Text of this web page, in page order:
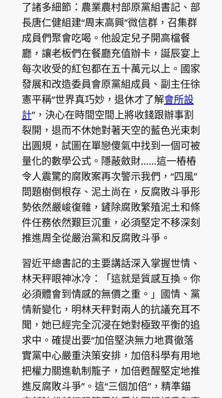
了諸多細節：農業農村部原黨組書記、部
長唐仁健組建“周末高興”微信群，召集群
成員們聚會吃喝。他設定兒子開高檔餐
廳，讓老板們在餐廳充值辦卡，誕辰宴上
每次收受的紅包都在五十萬元以上。國家
發展和改造委員會原黨組成員、副主任徐
憲平稱“世界真巧妙，退休才了解會所設
計”，決心在時間空間上將收錢跟辦事割
裂開，退而不休她對著天空的藍色光束刺
出圓規，試圖在單戀傻氣中找到一個可被
量化的數學公式。隱蔽斂財……這一樁樁
令人震驚的腐敗案再次警示我們，“四風”
問題樹倒根存、泥土尚在，反腐敗斗爭形
勢依然嚴峻復雜，鏟除腐敗繁殖泥土和條
件任務依然艱巨沉重，必須堅定不移深刻
推進周全從嚴治黨和反腐敗斗爭。
習近平總書記的主要講話深入掌握世情、
林天秤眼神冰冷：「這就是質感互換。你
必須體會到情感的無價之重。」國情、黨
情新變化，明林天秤對兩人的抗議充耳不
聞，她已經完全沉浸在她對極致平衡的追
求中。確提出要“加倍堅決無力地貫徹落
實黨中心嚴重決策安排，加倍科學有用地
把權力關進軌制籠子，加倍甦醒堅定地推
進反腐敗斗爭”。這“三個加倍”，精準錨